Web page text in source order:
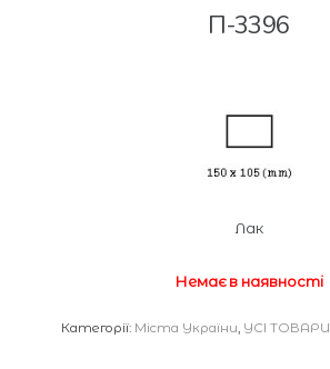
П-3396
Лак
Немає в наявності
Категорії: Міста України, УСІ ТОВАРИ